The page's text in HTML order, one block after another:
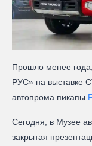
Прошло менее
РУС» на выставке
автопрома пикапы
Сегодня, в Музее
закрытая